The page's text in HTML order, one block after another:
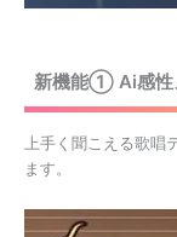
新機能① Ai感性
上手く聞こえる歌唱
ます。